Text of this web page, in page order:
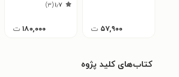
۵۷,۹۰۰ ت
۱٫۷(۳)
۱۸۰,۰۰۰ ت
کتاب‌های کلید پژوه